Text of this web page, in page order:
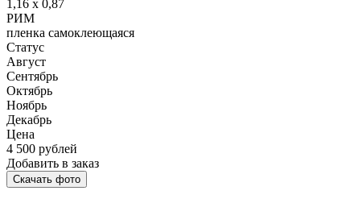
1,16 х 0,87
РИМ
пленка самоклеющаяся
Статус
Август
Сентябрь
Октябрь
Ноябрь
Декабрь
Цена
4 500 рублей
Добавить в заказ
Скачать фото